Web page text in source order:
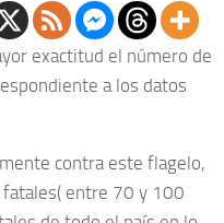
exactitud el número de
a los datos
contra este flagelo,
fatales( entre 70 y 100